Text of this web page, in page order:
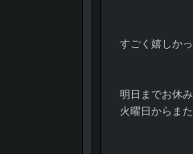
すごく嬉しか
明日までお休
火曜日からま